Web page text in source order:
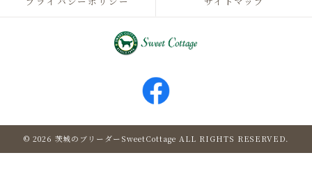
© 2026 茨城のブリーダーSweetCottage ALL RIGHTS RESERVED.